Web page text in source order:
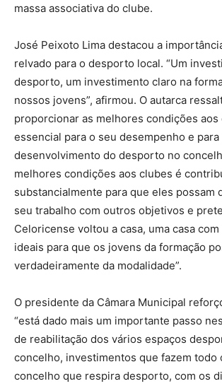
massa associativa do clube.
José Peixoto Lima destacou a
relvado para o desporto local. “Um
desporto, um investimento claro na
nossos jovens”, afirmou. O autarca
proporcionar as melhores condições aos
essencial para o seu desempenho e para
desenvolvimento do desporto no
melhores condições aos clubes é
substancialmente para que eles possam
seu trabalho com outros objetivos e
Celoricense voltou a casa, uma casa
ideais para que os jovens da formação
verdadeiramente da modalidade”.
O presidente da Câmara Municipal
“está dado mais um importante passo
de reabilitação dos vários espaços
concelho, investimentos que fazem todo
concelho que respira desporto, com os